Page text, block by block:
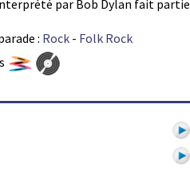
par Bob Dylan fait partie
: Rock - Folk Rock